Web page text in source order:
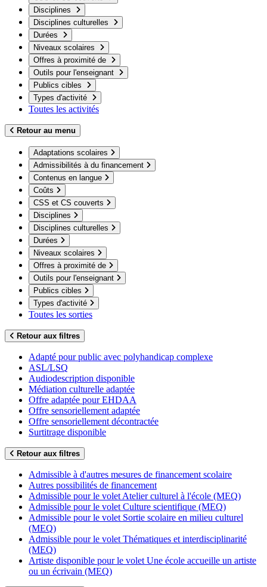
Disciplines
Disciplines culturelles
Durées
Niveaux scolaires
Offres à proximité de
Outils pour l'enseignant
Publics cibles
Types d'activité
Toutes les activités
Retour au menu
Adaptations scolaires
Admissibilités à du financement
Contenus en langue
Coûts
CSS et CS couverts
Disciplines
Disciplines culturelles
Durées
Niveaux scolaires
Offres à proximité de
Outils pour l'enseignant
Publics cibles
Types d'activité
Toutes les sorties
Retour aux filtres
Adapté pour public avec polyhandicap complexe
ASL/LSQ
Audiodescription disponible
Médiation culturelle adaptée
Offre adaptée pour EHDAA
Offre sensoriellement adaptée
Offre sensoriellement décontractée
Surtitrage disponible
Retour aux filtres
Admissible à d'autres mesures de financement scolaire
Autres possibilités de financement
Admissible pour le volet Atelier culturel à l'école (MEQ)
Admissible pour le volet Culture scientifique (MEQ)
Admissible pour le volet Sortie scolaire en milieu culturel
(MEQ)
Admissible pour le volet Thématiques et interdisciplinarité
(MEQ)
Artiste disponible pour le volet Une école accueille un artiste
ou un écrivain (MEQ)